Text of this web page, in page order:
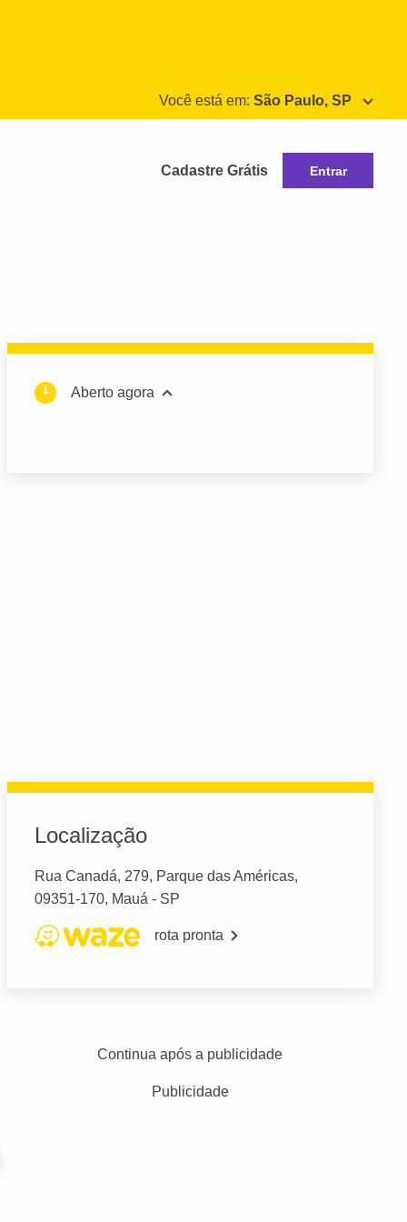
Você está em: São Paulo, SP
Cadastre Grátis Entrar
Aberto agora
Localização
Rua Canadá, 279, Parque das Américas,
09351-170, Mauá - SP
rota pronta
Continua após a publicidade
Publicidade